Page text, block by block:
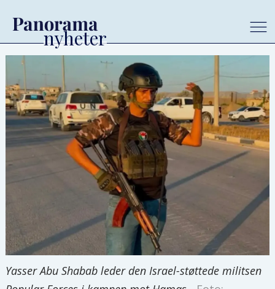
Yasser Abu Shabab leder den Israel-støttede militsen